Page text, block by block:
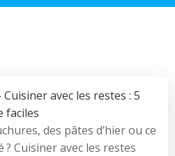
Cuisiner avec les restes : 5
faciles
des pâtes d’hier ou ce
Cuisiner avec les restes